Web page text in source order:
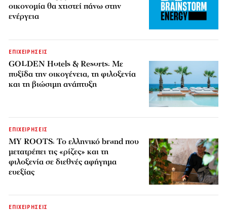
οικονομία θα χτιστεί πάνω στην
ενέργεια
ΕΠΙΧΕΙΡΗΣΕΙΣ
GOLDEN Hotels & Resorts: Με
πυξίδα την οικογένεια, τη φιλοξενία
και τη βιώσιμη ανάπτυξη
ΕΠΙΧΕΙΡΗΣΕΙΣ
MY ROOTS: Το ελληνικό brand που
μετατρέπει τις «ρίζες» και τη
φιλοξενία σε διεθνές αφήγημα
ευεξίας
ΕΠΙΧΕΙΡΗΣΕΙΣ